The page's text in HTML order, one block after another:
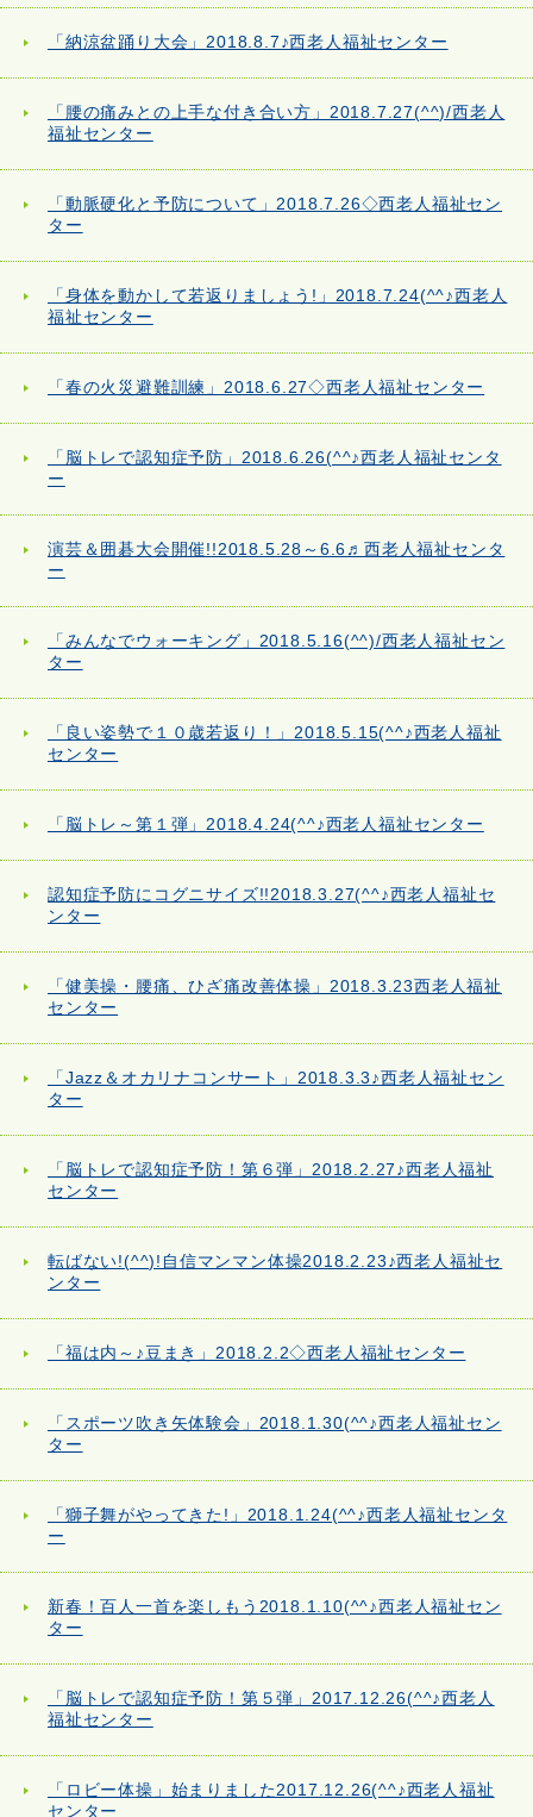
「納涼盆踊り大会」2018.8.7♪西老人福祉センター
「腰の痛みとの上手な付き合い方」2018.7.27(^^)/西老人
福祉センター
「動脈硬化と予防について」2018.7.26◇西老人福祉セン
ター
「身体を動かして若返りましょう!」2018.7.24(^^♪西老人
福祉センター
「春の火災避難訓練」2018.6.27◇西老人福祉センター
「脳トレで認知症予防」2018.6.26(^^♪西老人福祉センタ
ー
演芸＆囲碁大会開催!!2018.5.28～6.6♬西老人福祉センタ
ー
「みんなでウォーキング」2018.5.16(^^)/西老人福祉セン
ター
「良い姿勢で１０歳若返り！」2018.5.15(^^♪西老人福祉
センター
「脳トレ～第１弾」2018.4.24(^^♪西老人福祉センター
認知症予防にコグニサイズ!!2018.3.27(^^♪西老人福祉セ
ンター
「健美操・腰痛、ひざ痛改善体操」2018.3.23西老人福祉
センター
「Jazz＆オカリナコンサート」2018.3.3♪西老人福祉セン
ター
「脳トレで認知症予防！第６弾」2018.2.27♪西老人福祉
センター
転ばない!(^^)!自信マンマン体操2018.2.23♪西老人福祉セ
ンター
「福は内～♪豆まき」2018.2.2◇西老人福祉センター
「スポーツ吹き矢体験会」2018.1.30(^^♪西老人福祉セン
ター
「獅子舞がやってきた!」2018.1.24(^^♪西老人福祉センタ
ー
新春！百人一首を楽しもう2018.1.10(^^♪西老人福祉セン
ター
「脳トレで認知症予防！第５弾」2017.12.26(^^♪西老人
福祉センター
「ロビー体操」始まりました2017.12.26(^^♪西老人福祉
センター